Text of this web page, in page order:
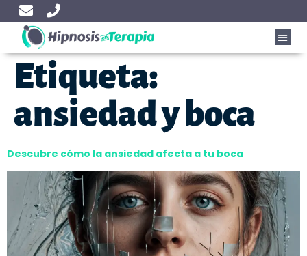
Etiqueta:
ansiedad y boca
Descubre cómo la ansiedad afecta a tu boca